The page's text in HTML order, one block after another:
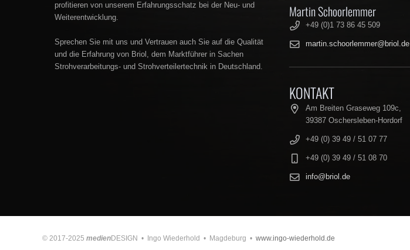
profitieren von unserem Erfahrungsschatz bei der Neu- und
Weiterentwicklung.
Sprechen Sie mit uns und Vertrauen auch Sie auf die Qualität
und die Erfahrung von Briol, dem Marktführer in Sachen
Strohverarbeitungs- und Strohverteilertechnik in Deutschland.
Martin Schoorlemmer
+49 (0)1 73 86 45 509
martin.schoorlemmer@briol.de
KONTAKT
Am Breiten Graseweg 109c,
39387 Oschersleben-Hordorf
+49 (0) 39 49 / 51 07 77
+49 (0) 39 49 / 51 08 70
info@briol.de
© 2017-2025 medienDESIGN • Ingo Wiederhold • Magdeburg • www.ingo-wiederhold.de